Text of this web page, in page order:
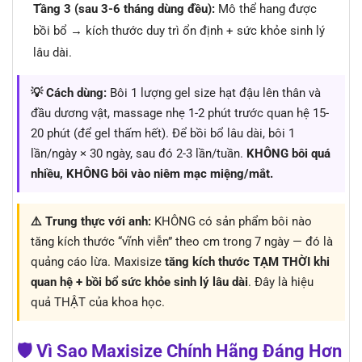
Tầng 3 (sau 3-6 tháng dùng đều):Mô thể hang được
bồi bổ → kích thước duy trì ổn định + sức khỏe sinh lý
lâu dài.
💡 Cách dùng: Bôi 1 lượng gel size hạt đậu lên thân và
đầu dương vật, massage nhẹ 1-2 phút trước quan hệ 15-
20 phút (để gel thấm hết). Để bồi bổ lâu dài, bôi 1
lần/ngày × 30 ngày, sau đó 2-3 lần/tuần. KHÔNG bôi quá
nhiều, KHÔNG bôi vào niêm mạc miệng/mắt.
⚠️ Trung thực với anh: KHÔNG có sản phẩm bôi nào
tăng kích thước “vĩnh viễn” theo cm trong 7 ngày — đó là
quảng cáo lừa. Maxisize tăng kích thước TẠM THỜI khi
quan hệ + bồi bổ sức khỏe sinh lý lâu dài. Đây là hiệu
quả THẬT của khoa học.
🛡️ Vì Sao Maxisize Chính Hãng Đáng Hơn